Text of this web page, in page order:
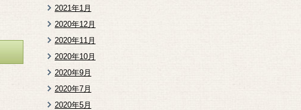
2021年1月
2020年12月
2020年11月
2020年10月
2020年9月
2020年7月
2020年5月